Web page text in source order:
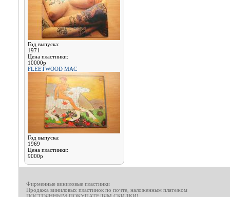
Год выпуска:
1971
Цена пластинки:
10000р
FLEETWOOD MAC
Год выпуска:
1969
Цена пластинки:
9000р
Фирменные виниловые пластинки
Продажа виниловых пластинок по почте, наложенным платежом